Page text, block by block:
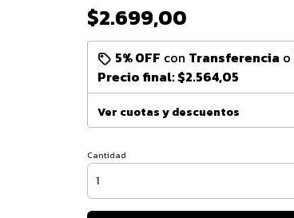
$2.699,00
5% OFF con Transferencia o
Precio final:$2.564,05
Ver cuotas y descuentos
Cantidad